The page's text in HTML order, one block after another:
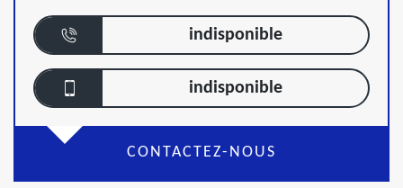
indisponible
indisponible
CONTACTEZ-NOUS